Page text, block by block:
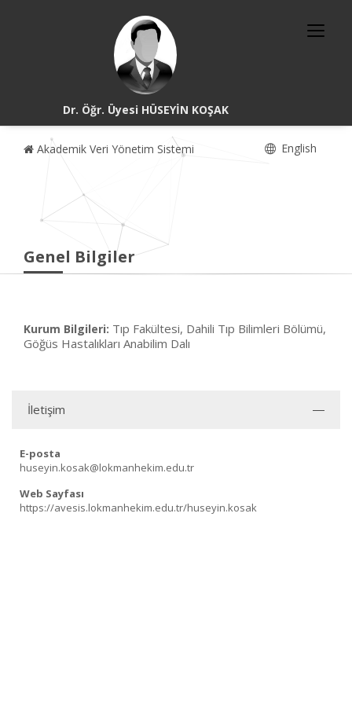
Dr. Öğr. Üyesi HÜSEYİN KOŞAK
Akademik Veri Yönetim Sistemi English
Genel Bilgiler
Kurum Bilgileri: Tıp Fakültesi, Dahili Tıp Bilimleri Bölümü,
Göğüs Hastalıkları Anabilim Dalı
İletişim
E-posta
huseyin.kosak@lokmanhekim.edu.tr
Web Sayfası
https://avesis.lokmanhekim.edu.tr/huseyin.kosak